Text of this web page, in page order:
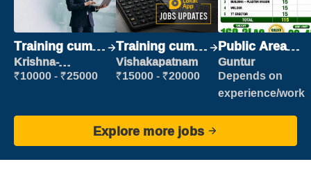
Training cum
Placement
Krishna-
vijayawada
₹10000 - ₹25000
Training cum
Placement
Vishakapatnam
₹15000 - ₹20000
Public Area
Cleaner
Guntur
Depends on
experience/work
Explore more jobs